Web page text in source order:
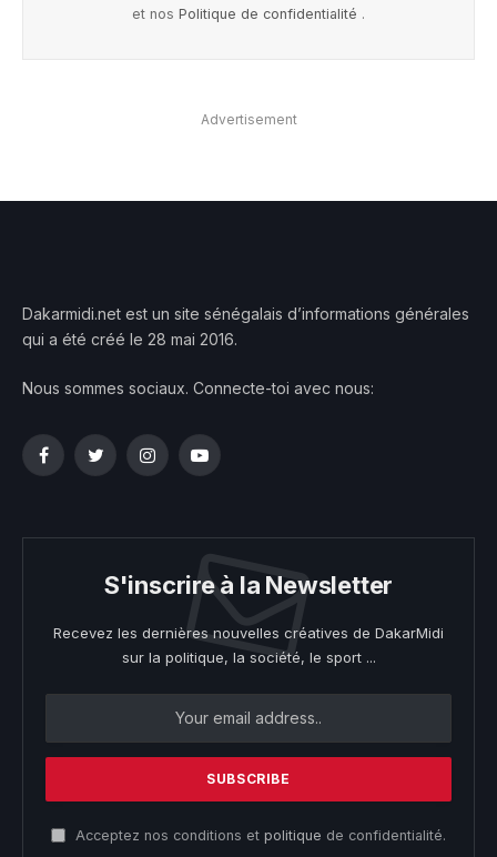
et nos Politique de confidentialité .
Advertisement
Dakarmidi.net est un site sénégalais d’informations générales
qui a été créé le 28 mai 2016.
Nous sommes sociaux. Connecte-toi avec nous:
FacebookTwitterInstagramYouTube
S'inscrire à la Newsletter
Recevez les dernières nouvelles créatives de DakarMidi
sur la politique, la société, le sport ...
Acceptez nos conditions et politique de confidentialité.